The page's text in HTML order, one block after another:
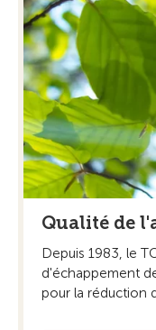
Qualité de
Depuis 1983, le
d'échappement
pour la réduction